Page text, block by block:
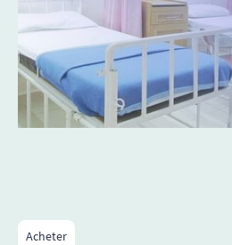
Acheter